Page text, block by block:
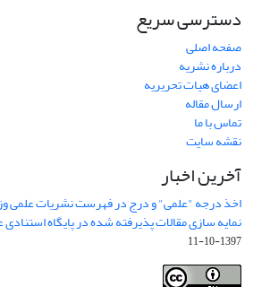
دسترسی سریع
صفحه اصلی
درباره نشریه
اعضای هیات تحریریه
ارسال مقاله
تماس با ما
نقشه سایت
آخرین اخبار
اخذ درجه "علمی" و درج در فهرست نشریات علمی
نمایه سازی مقالات پذیرفته شده در پایگاه
1397-10-11